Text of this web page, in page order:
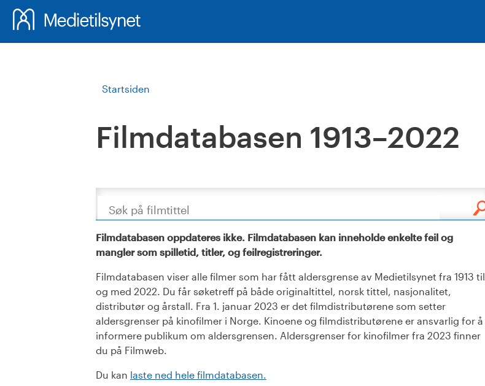
Startsiden
Filmdatabasen 1913–2022
Søk
Filmdatabasen oppdateres ikke. Filmdatabasen kan inneholde enkelte feil og
mangler som spilletid, titler, og feilregistreringer.
Filmdatabasen viser alle filmer som har fått aldersgrense av Medietilsynet fra 1913 til
og med 2022. Du får søketreff på både originaltittel, norsk tittel, nasjonalitet,
distributør og årstall. Fra 1. januar 2023 er det filmdistributørene som setter
aldersgrenser på kinofilmer i Norge. Kinoene og filmdistributørene er ansvarlig for å
informere publikum om aldersgrensen. Aldersgrenser for kinofilmer fra 2023 finner
du på Filmweb.
Du kan laste ned hele filmdatabasen.